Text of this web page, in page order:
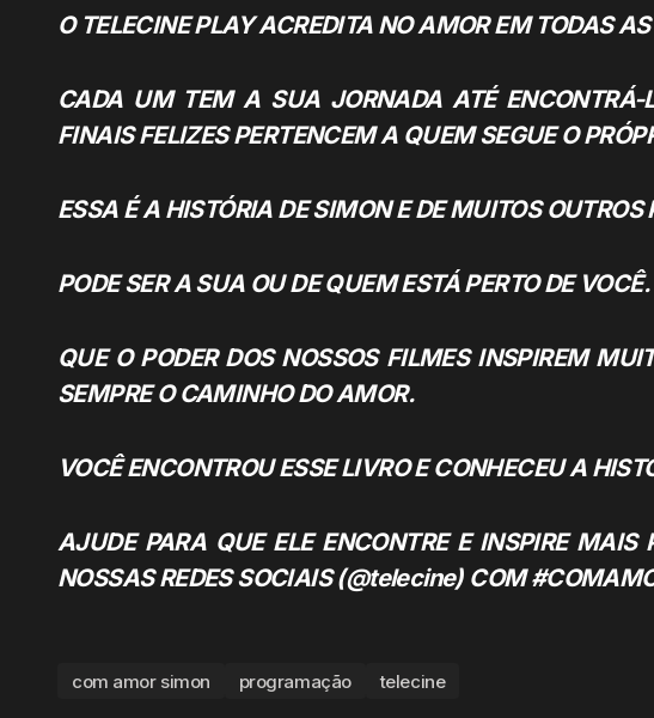
O TELECINE PLAY ACREDITA NO AMOR EM TODAS
CADA UM TEM A SUA JORNADA ATÉ
FINAIS FELIZES PERTENCEM A QUEM SEGUE O
ESSA É A HISTÓRIA DE SIMON E DE MUITOS OUTROS
PODE SER A SUA OU DE QUEM ESTÁ PERTO DE VOCÊ.
QUE O PODER DOS NOSSOS FILMES INSPIREM
SEMPRE O CAMINHO DO AMOR.
VOCÊ ENCONTROU ESSE LIVRO E CONHECEU A
AJUDE PARA QUE ELE ENCONTRE E INSPIRE MAIS
NOSSAS REDES SOCIAIS (@telecine) COM
com amor simon programação telecine